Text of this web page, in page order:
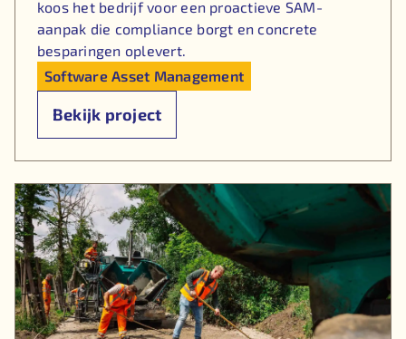
koos het bedrijf voor een proactieve SAM-
aanpak die compliance borgt en concrete
besparingen oplevert.
Software Asset Management
Bekijk project